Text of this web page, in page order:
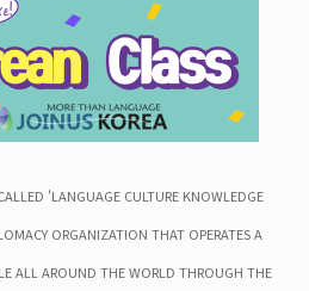
'LANGUAGE CULTURE KNOWLEDGE
ORGANIZATION THAT OPERATES A
ALL AROUND THE WORLD THROUGH THE